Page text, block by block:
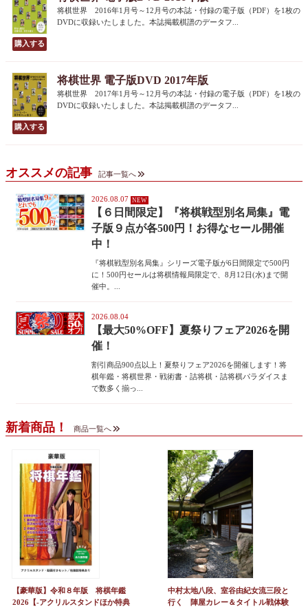
将棋世界 2016年1月号～12月号の本誌・付録の電子版（PDF）を1枚の
DVDに収録いたしました。本誌掲載棋譜のデータフ...
将棋世界 電子版DVD 2017年版
将棋世界 2017年1月号～12月号の本誌・付録の電子版（PDF）を1枚の
DVDに収録いたしました。本誌掲載棋譜のデータフ...
オススメの記事 記事一覧へ
2026.08.07
【６日間限定】『将棋戦型別名局集』電
子版９点が各500円！お得なセール開催
中！
『将棋戦型別名局集』シリーズ電子版が6日間限定で500円
に！500円セールは将棋情報局限定で、8月12日(水)まで開
催中。...
2026.08.04
【最大50%OFF】夏祭りフェア2026を開
催！
割引商品900点以上！夏祭りフェア2026を開催します！将
棋年鑑・将棋世界・戦術書・詰将棋・詰将棋パラダイスま
で数多く揃っ...
新着商品！ 商品一覧へ
【豪華版】令和８年版 将棋年鑑
2026【-アクリルスタンドほか特典
中村太地八段、室谷由紀女流三段と
行く 陣屋カレー＆タイトル戦体験